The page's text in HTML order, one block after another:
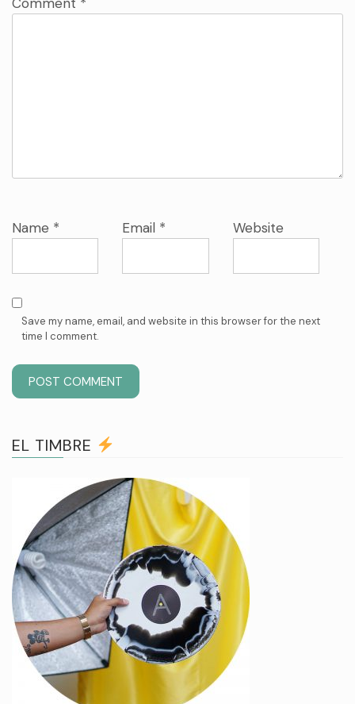
Comment *
Name * Email * Website
Save my name, email, and website in this browser for the next
time I comment.
EL TIMBRE